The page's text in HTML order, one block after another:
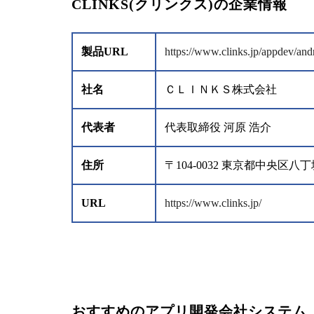
CLINKS(クリンクス)の企業情報
製品URL https://www.clinks.jp/appdev/
社名 ＣＬＩＮＫＳ株式会社
代表者 代表取締役 河原 浩介
住所 〒104-0032 東京都中央区八
URL https://www.clinks.jp/